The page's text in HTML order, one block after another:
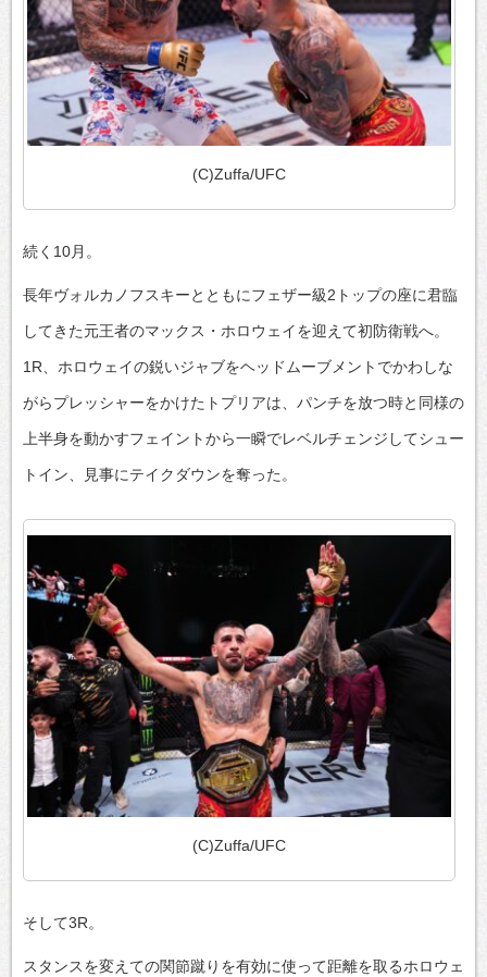
(C)Zuffa/UFC
続く10月。
長年ヴォルカノフスキーとともにフェザー級2トップの座に君臨
してきた元王者のマックス・ホロウェイを迎えて初防衛戦へ。
1R、ホロウェイの鋭いジャブをヘッドムーブメントでかわしな
がらプレッシャーをかけたトプリアは、パンチを放つ時と同様の
上半身を動かすフェイントから一瞬でレベルチェンジしてシュー
トイン、見事にテイクダウンを奪った。
(C)Zuffa/UFC
そして3R。
スタンスを変えての関節蹴りを有効に使って距離を取るホロウェ